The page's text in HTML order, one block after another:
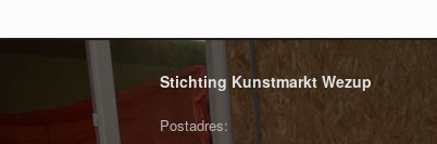
Stichting Kunstmarkt Wezup
Postadres: